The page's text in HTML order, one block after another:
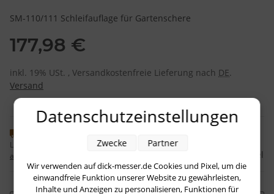
SM-110/111 Schleifauflage für Gartenschere
177,98 €
inkl. 19% USt. , Versandkostenfreie Lieferung nach DE.
Versand
Lieferzeit:
(DE - Ausland
abweichend)
Frage zum Artikel
Datenschutzeinstellungen
Wir verwenden auf dick-messer.de Cookies und Pixel, um die
einwandfreie Funktion unserer Website zu gewährleisten,
Inhalte und Anzeigen zu personalisieren, Funktionen für
Zwecke Partner